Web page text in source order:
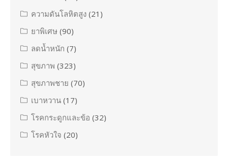
ความดันโลหิตสูง (21)
ยาพิเศษ (90)
ลดน้ำหนัก (7)
สุขภาพ (323)
สุขภาพชาย (70)
เบาหวาน (17)
โรคกระดูกและข้อ (32)
โรคหัวใจ (20)